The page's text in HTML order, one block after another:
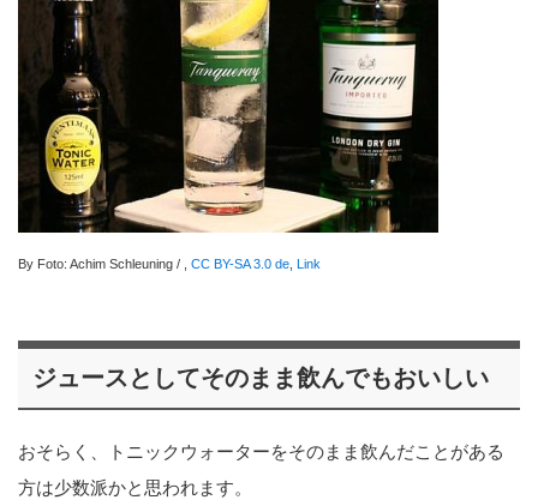
By Foto: Achim Schleuning / , CC BY-SA 3.0 de Link
ジュースとしてそのまま飲んでもおいしい
おそらく、トニックウォーターをそのまま飲んだことがある
方は少数派かと思われます。